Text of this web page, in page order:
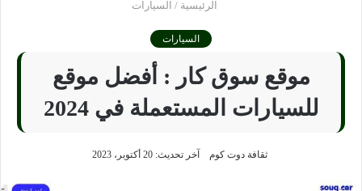
الرئيسية / السيارات
السيارات
موقع سوق كار : أفضل موقع
للسيارات المستعملة في 2024
ثقافة دوت كوم آخر تحديث: 20 أكتوبر، 2023